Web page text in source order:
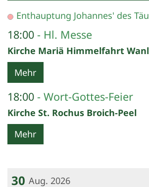
Datum: 29. August 2026
Enthauptung Johannes' des
18:00 Hl. Messe
Kirche Mariä Himmelfahrt
Mehr
18:00 Wort-Gottes-Feier
Kirche St. Rochus Broich-Peel
Mehr
30 Aug. 2026